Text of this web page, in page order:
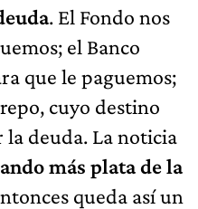
. El Fondo nos
el Banco
que le paguemos;
cuyo destino
la deuda. La noticia
más plata de la
queda así un